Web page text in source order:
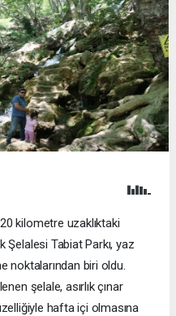
kilometre uzaklıktaki
Şelalesi Tabiat Parkı, yaz
noktalarından biri oldu.
şelale, asırlık çınar
hafta içi olmasına